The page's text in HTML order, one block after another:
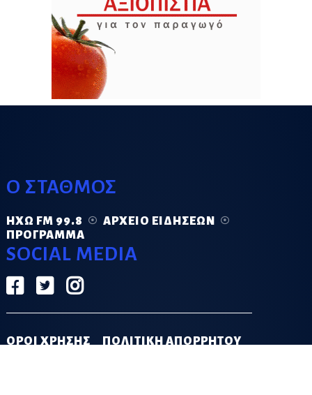
Ο ΣΤΑΘΜΟΣ
ΗΧΏ FM 99.8
ΑΡΧΕΊΟ ΕΙΔΉΣΕΩΝ
ΠΡΌΓΡΑΜΜΑ
SOCIAL MEDIA
ΟΡΟΙ ΧΡΗΣΗΣ ΠΟΛΙΤΙΚΗ ΑΠΟΡΡΗΤΟΥ